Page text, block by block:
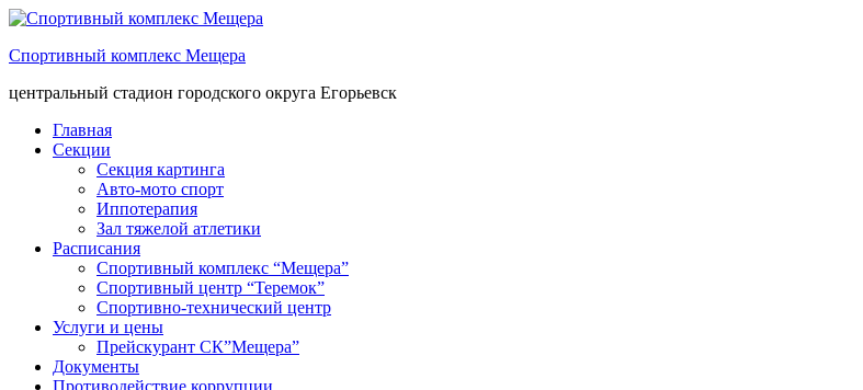
Спортивный комплекс Мещера
центральный стадион городского округа Егорьевск
Главная
Секции
Секция картинга
Авто-мото спорт
Иппотерапия
Зал тяжелой атлетики
Расписания
Спортивный комплекс “Мещера”
Спортивный центр “Теремок”
Спортивно-технический центр
Услуги и цены
Прейскурант СК”Мещера”
Документы
Противодействие коррупции